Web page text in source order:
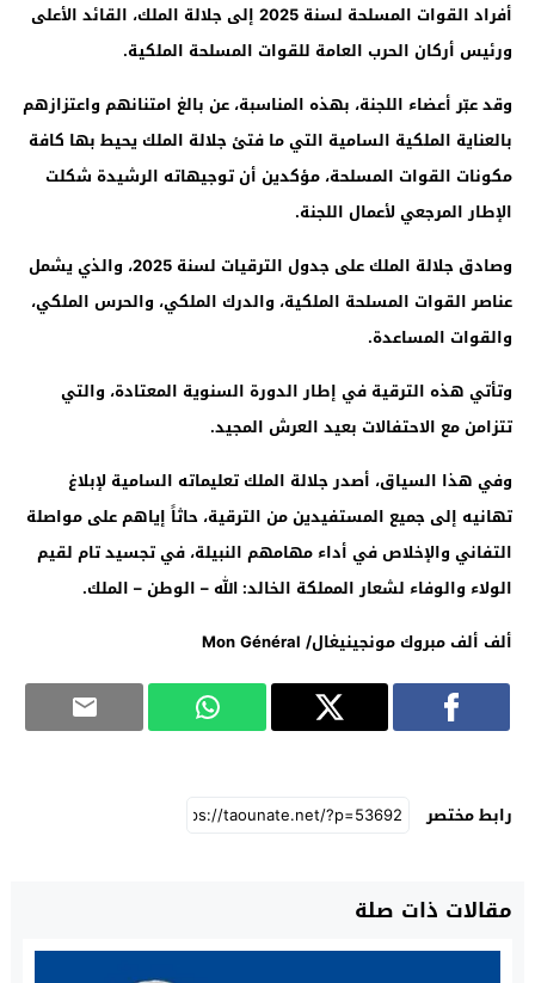
أفراد القوات المسلحة لسنة 2025 إلى جلالة الملك، القائد الأعلى
ورئيس أركان الحرب العامة للقوات المسلحة الملكية.
وقد عبّر أعضاء اللجنة، بهذه المناسبة، عن بالغ امتنانهم واعتزازهم
بالعناية الملكية السامية التي ما فتئ جلالة الملك يحيط بها كافة
مكونات القوات المسلحة، مؤكدين أن توجيهاته الرشيدة شكلت
الإطار المرجعي لأعمال اللجنة.
وصادق جلالة الملك على جدول الترقيات لسنة 2025، والذي يشمل
عناصر القوات المسلحة الملكية، والدرك الملكي، والحرس الملكي،
والقوات المساعدة.
وتأتي هذه الترقية في إطار الدورة السنوية المعتادة، والتي
تتزامن مع الاحتفالات بعيد العرش المجيد.
وفي هذا السياق، أصدر جلالة الملك تعليماته السامية لإبلاغ
تهانيه إلى جميع المستفيدين من الترقية، حاثاً إياهم على مواصلة
التفاني والإخلاص في أداء مهامهم النبيلة، في تجسيد تام لقيم
الولاء والوفاء لشعار المملكة الخالد: الله – الوطن – الملك.
ألف ألف مبروك مونجينيغال/ Mon Général
رابط مختصر
مقالات ذات صلة